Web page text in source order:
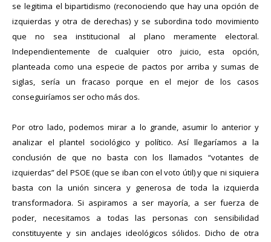
se legitima el bipartidismo (reconociendo que hay una opción de
izquierdas y otra de derechas) y se subordina todo movimiento
que no sea institucional al plano meramente electoral.
Independientemente de cualquier otro juicio, esta opción,
planteada como una especie de pactos por arriba y sumas de
siglas, sería un fracaso porque en el mejor de los casos
conseguiríamos ser ocho más dos.
Por otro lado, podemos mirar a lo grande, asumir lo anterior y
analizar el plantel sociológico y político. Así llegaríamos a la
conclusión de que no basta con los llamados “votantes de
izquierdas” del PSOE (que se iban con elvoto útil) y que ni siquiera
basta con la unión sincera y generosa de toda la izquierda
transformadora. Si aspiramos a ser mayoría, a ser fuerza de
poder, necesitamos a todas las personas con sensibilidad
constituyente y sin anclajes ideológicos sólidos. Dicho de otra